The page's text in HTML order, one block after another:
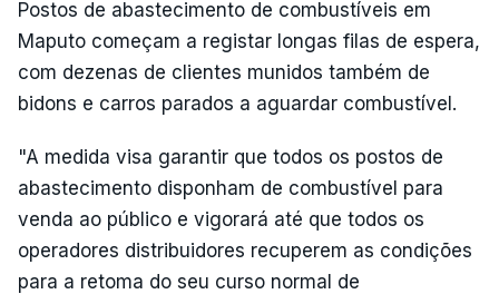
Postos de abastecimento de combustíveis em
Maputo começam a registar longas filas de espera,
com dezenas de clientes munidos também de
bidons e carros parados a aguardar combustível.
"A medida visa garantir que todos os postos de
abastecimento disponham de combustível para
venda ao público e vigorará até que todos os
operadores distribuidores recuperem as condições
para a retoma do seu curso normal de